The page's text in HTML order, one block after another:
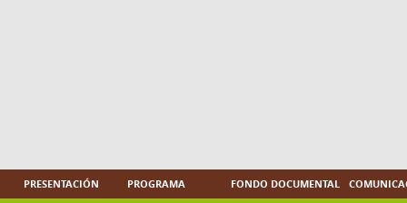
PRESENTACIÓN PROGRAMA FONDO DOCUMENTAL